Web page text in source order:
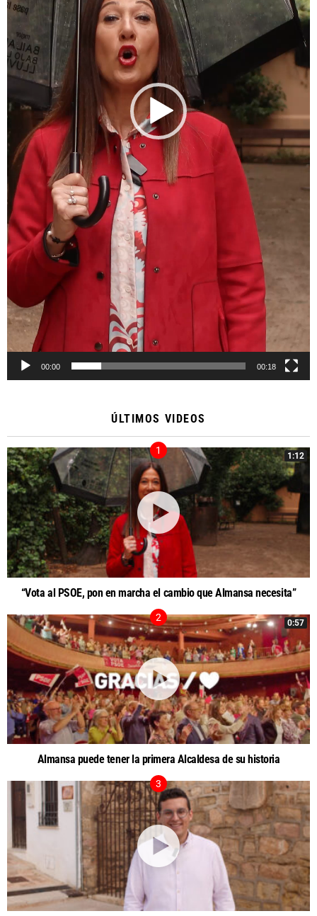
00:00 00:18
ÚLTIMOS VIDEOS
1:12
“Vota al PSOE, pon en marcha el cambio que Almansa necesita”
0:57
Almansa puede tener la primera Alcaldesa de su historia